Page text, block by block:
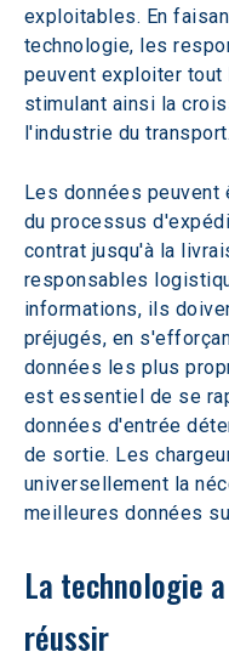
exploitables. En
technologie, les
peuvent exploiter
stimulant ainsi la
l'industrie du transport.
Les données peuvent
du processus
contrat jusqu'à la
responsables
informations, ils
préjugés, en
données les plus
est essentiel de se
données d'entrée
de sortie. Les
universellement la
meilleures données
La technologie
réussir